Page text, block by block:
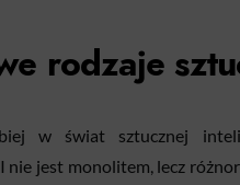
rodzaje
w świat sztucznej
nie jest monolitem, lecz